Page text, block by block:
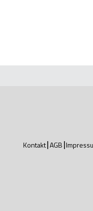
Kontakt AGB